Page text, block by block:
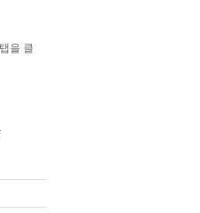
탭을 클